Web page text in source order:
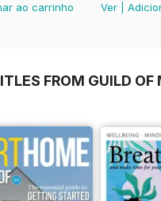
ao carrinho
Ver
FROM GUILD